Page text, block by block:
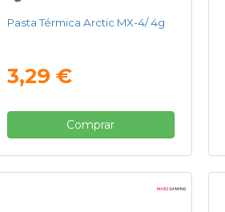
Pasta Térmica Arctic MX-4/ 4g
3,29 €
Comprar